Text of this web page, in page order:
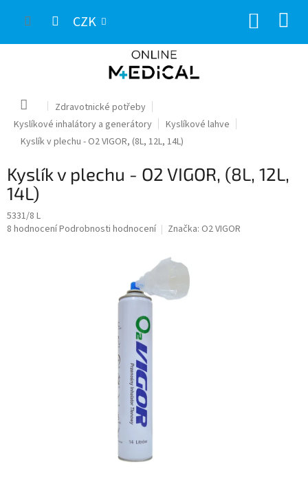
CZK
Domů
Zdravotnické potřeby
Kyslíkové inhalátory a generátory
Kyslíkové lahve
Kyslík v plechu - O2 VIGOR, (8L, 12L, 14L)
Kyslík v plechu - O2 VIGOR, (8L, 12L,
14L)
5331/8 L
Průměrné
8 hodnoceníPodrobnosti hodnocení Značka: O2 VIGOR